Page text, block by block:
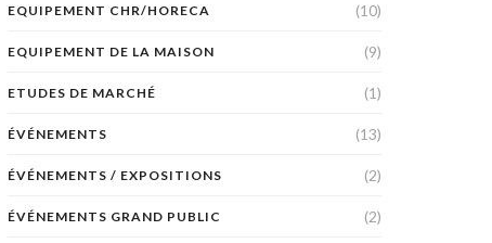
EQUIPEMENT CHR/HORECA (10)
EQUIPEMENT DE LA MAISON (9)
ETUDES DE MARCHÉ (1)
ÉVÉNEMENTS (13)
ÉVÉNEMENTS / EXPOSITIONS (2)
ÉVÉNEMENTS GRAND PUBLIC (2)